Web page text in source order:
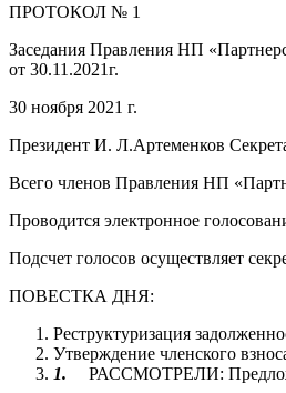
ПРОТОКОЛ № 1
Заседания Правления НП
от 30.11.2021г.
30 ноября
Президент И. Л.Артеменков
Всего членов Правления НП
Проводится электронное
Подсчет голосов осуществляет
ПОВЕСТКА ДНЯ:
Реструктуризация
Утверждение членского
1. РАССМОТРЕЛИ: